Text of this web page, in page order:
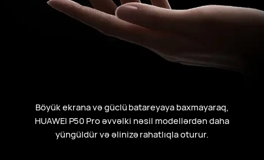
Böyük ekrana və güclü batareyaya baxmayaraq,
HUAWEI P50 Pro əvvəlki nəsil modellərdən daha
yüngüldür və əlinizə rahatlıqla oturur.